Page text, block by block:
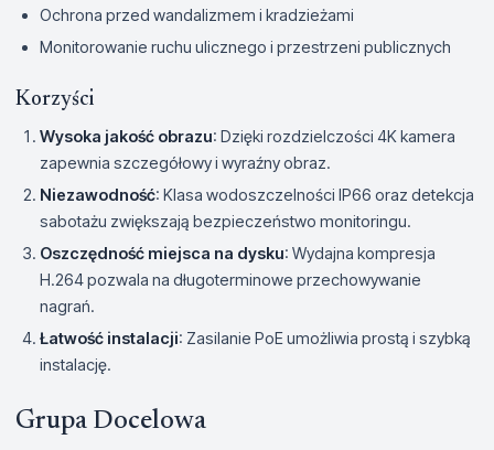
Ochrona przed wandalizmem i kradzieżami
Monitorowanie ruchu ulicznego i przestrzeni publicznych
Korzyści
Wysoka jakość obrazu: Dzięki rozdzielczości 4K kamera
zapewnia szczegółowy i wyraźny obraz.
Niezawodność: Klasa wodoszczelności IP66 oraz detekcja
sabotażu zwiększają bezpieczeństwo monitoringu.
Oszczędność miejsca na dysku: Wydajna kompresja
H.264 pozwala na długoterminowe przechowywanie
nagrań.
Łatwość instalacji: Zasilanie PoE umożliwia prostą i szybką
instalację.
Grupa Docelowa